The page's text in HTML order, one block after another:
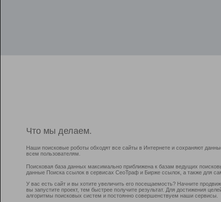
Что мы делаем.
Наши поисковые роботы обходят все сайты в Интернете и сохраняют
всем пользователям.
Поисковая база данных максимально приближена к базам ведущих
данные Поиска ссылок в сервисах СеоТраф и Бирже ссылок, а также для
У вас есть сайт и вы хотите увеличить его посещаемость? Начните
вы запустите проект, тем быстрее получите результат. Для достижения
алгоритмы поисковых систем и постоянно совершенствуем наши сервисы.